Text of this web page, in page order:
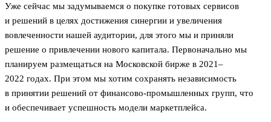
Уже сейчас мы задумываемся о покупке готовых сервисов
и решений в целях достижения синергии и увеличения
вовлеченности нашей аудитории, для этого мы и приняли
решение о привлечении нового капитала. Первоначально мы
планируем размещаться на Московской бирже в 2021–
2022 годах. При этом мы хотим сохранять независимость
в принятии решений от финансово-промышленных групп, что
и обеспечивает успешность модели маркетплейса.